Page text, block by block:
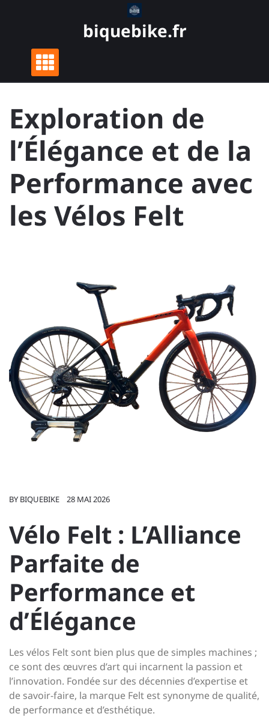
biquebike.fr
Exploration de
l’Élégance et de la
Performance avec
les Vélos Felt
BY BIQUEBIKE 28 MAI 2026
Vélo Felt : L’Alliance
Parfaite de
Performance et
d’Élégance
Les vélos Felt sont bien plus que de simples machines ;
ce sont des œuvres d’art qui incarnent la passion et
l’innovation. Fondée sur des décennies d’expertise et
de savoir-faire, la marque Felt est synonyme de qualité,
de performance et d’esthétique.